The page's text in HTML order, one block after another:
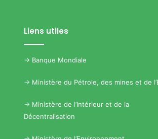
Liens utiles
-> Banque Mondiale
-> Ministère du Pétrole, des mines et de
-> Ministère de l’Intérieur et de la
Décentralisation